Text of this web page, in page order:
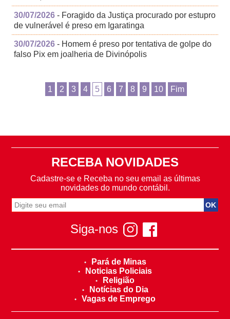
30/07/2026 - Foragido da Justiça procurado por estupro
de vulnerável é preso em Igaratinga
30/07/2026 - Homem é preso por tentativa de golpe do
falso Pix em joalheria de Divinópolis
1 2 3 4 5 6 7 8 9 10 Fim
RECEBA NOVIDADES
Cadastre-se e Receba no seu email as últimas
novidades do mundo contábil.
Siga-nos
Pará de Minas
Noticias Policiais
Religião
Notícias do Dia
Vagas de Emprego